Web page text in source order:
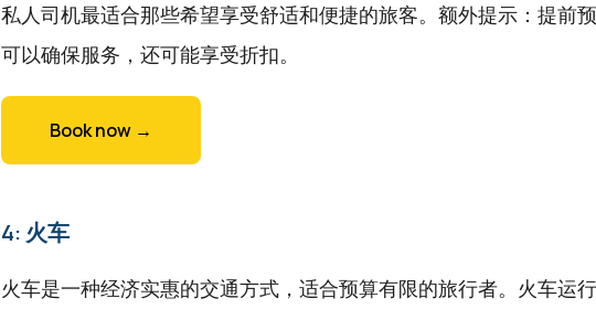
私人司机最适合那些希望享受舒适和便捷的旅客。额外提示：提前
可以确保服务，还可能享受折扣。
Book now →
4: 火车
火车是一种经济实惠的交通方式，适合预算有限的旅行者。火车运行